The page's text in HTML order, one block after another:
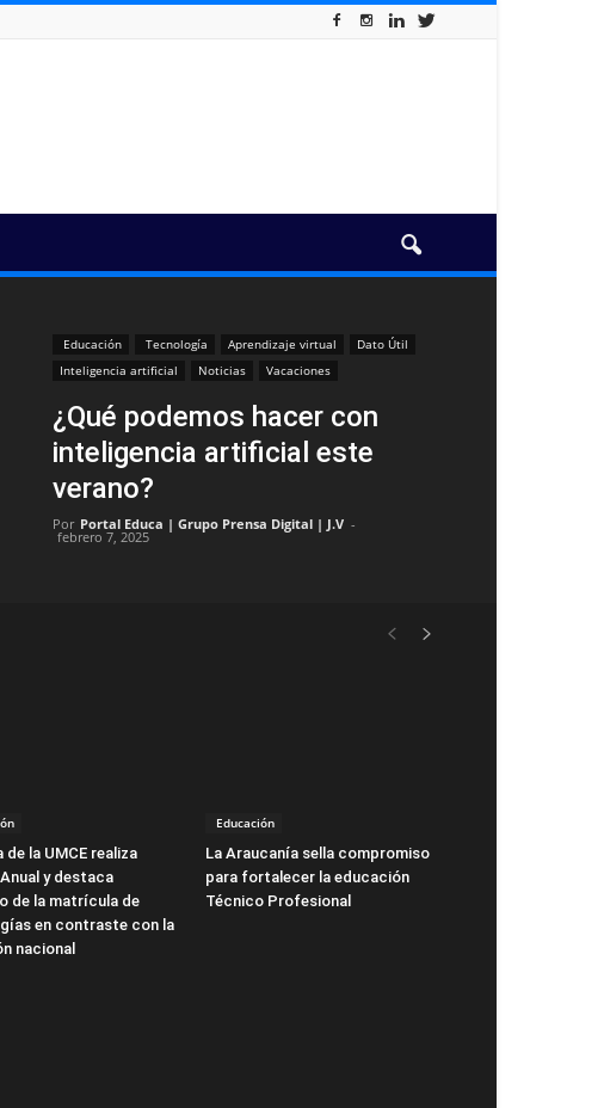
Educación Tecnología Aprendizaje virtual
Dato Útil
Inteligencia artificial
Noticias Vacaciones
¿Qué podemos hacer con
inteligencia artificial este
verano?
Por Portal Educa | Grupo Prensa Digital | J.V -
febrero 7, 2025
de la UMCE realiza
y destaca
de la matrícula de
en contraste con la
nacional
Educación
La Araucanía sella compromiso
para fortalecer la educación
Técnico Profesional